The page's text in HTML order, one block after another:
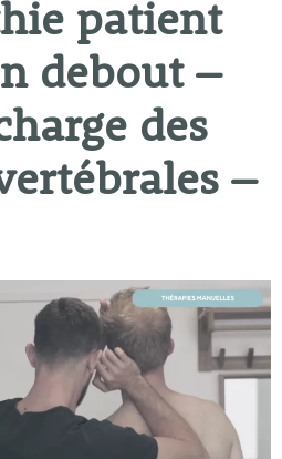
patient
debout –
des
–